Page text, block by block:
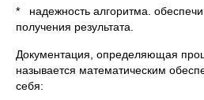
* надежность алгоритма.
получения результата.
Документация, определяющая
называется математическим
себя: